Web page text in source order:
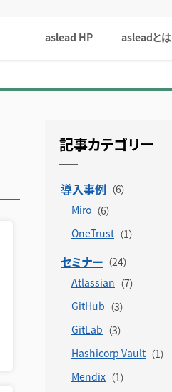
aslead HP asleadとは
記事カテゴリー
導入事例
Miro
OneTrust
セミナー
Atlassian
GitHub
GitLab
Hashicorp Vault
Mendix